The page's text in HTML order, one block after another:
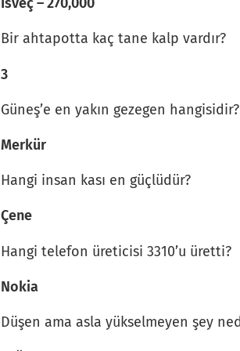
Bir ahtapotta kaç tane kalp vardır?
3
Güneş’e en yakın gezegen hangisidir?
Merkür
Hangi insan kası en güçlüdür?
Çene
Hangi telefon üreticisi 3310’u üretti?
Nokia
Düşen ama asla yükselmeyen şey